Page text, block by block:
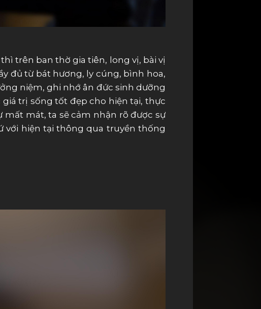
trên ban thờ gia tiên, long vị, bài vị
đủ từ bát hương, ly cúng, bình hoa,
niệm, ghi nhớ ân đức sinh dưỡng
trị sống tốt đẹp cho hiện tại, thực
mất mát, ta sẽ cảm nhận rõ được sự
với hiện tại thông qua truyền thống